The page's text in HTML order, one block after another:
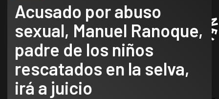
Acusado por abuso
sexual, Manuel Ranoque,
padre de los niños
rescatados en la selva,
irá a juicio